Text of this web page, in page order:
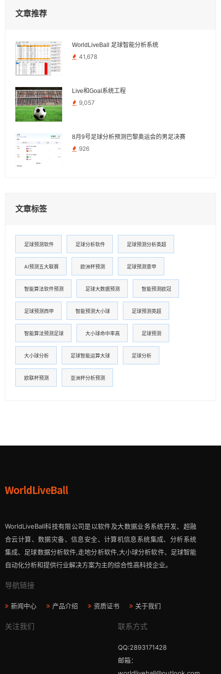
文章推荐
WorldLiveBall 足球智能分析系统
41,678
Live和Goal系统工程
9,057
8月9号足球分析预测巴黎奥运会的男足决赛
926
文章标签
足球预测软件 足球分析软件 足球预测分析英超
AI预测五大联赛 欧洲杯预测 足球预测意甲
智能算法软件预测 足球大数据预测 智能预测欧冠
足球预测西甲 智能预测大小球 足球预测英超
智能算法预测足球 大小球命中率高 足球预测
大小球分析 足球智能运算大球 足球分析
欧联杯预测 亚洲杯分析预测
WorldLiveBall科技有限公司是以软件及大数据业务系统开发、超融
合云计算、数据灾备、信息安全、计算机信息系统集成、分析系统
集成、足球数据分析软件,走地分析软件,大小球分析软件、足球智能
自动化分析和提供行业解决方案为主的综合性高科技企业。
导航链接
新闻中心 产品介绍 资质证书 关于我们
关注我们 联系方式
QQ:2893171428
邮箱：